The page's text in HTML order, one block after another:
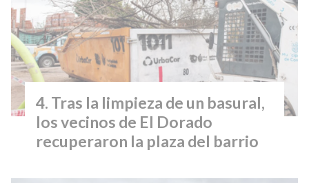
Tras la limpieza de un basural,
los vecinos de El Dorado
recuperaron la plaza del barrio